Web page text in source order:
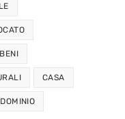
BENI
CASA